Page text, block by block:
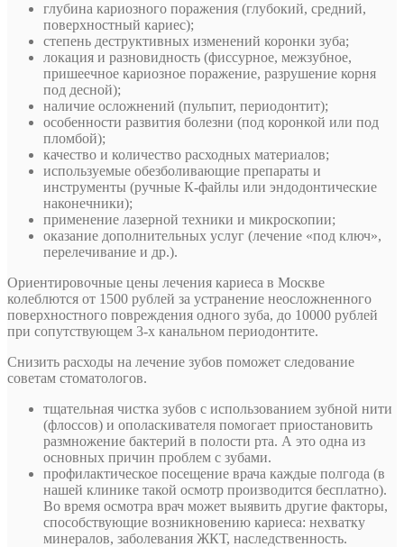
глубина кариозного поражения (глубокий, средний,
поверхностный кариес);
степень деструктивных изменений коронки зуба;
локация и разновидность (фиссурное, межзубное,
пришеечное кариозное поражение, разрушение корня
под десной);
наличие осложнений (пульпит, периодонтит);
особенности развития болезни (под коронкой или под
пломбой);
качество и количество расходных материалов;
используемые обезболивающие препараты и
инструменты (ручные К-файлы или эндодонтические
наконечники);
применение лазерной техники и микроскопии;
оказание дополнительных услуг (лечение «под ключ»,
перелечивание и др.).
Ориентировочные цены лечения кариеса в Москве
колеблются от 1500 рублей за устранение неосложненного
поверхностного повреждения одного зуба, до 10000 рублей
при сопутствующем 3-х канальном периодонтите.
Снизить расходы на лечение зубов поможет следование
советам стоматологов.
тщательная чистка зубов с использованием зубной нити
(флоссов) и ополаскивателя помогает приостановить
размножение бактерий в полости рта. А это одна из
основных причин проблем с зубами.
профилактическое посещение врача каждые полгода (в
нашей клинике такой осмотр производится бесплатно).
Во время осмотра врач может выявить другие факторы,
способствующие возникновению кариеса: нехватку
минералов, заболевания ЖКТ, наследственность.